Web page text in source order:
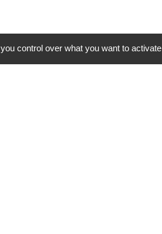
control over what you want to activate